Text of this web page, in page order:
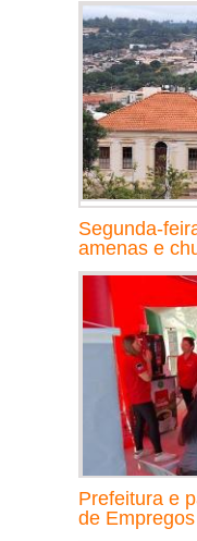
Segunda-
amenas e
Prefeitura e
de